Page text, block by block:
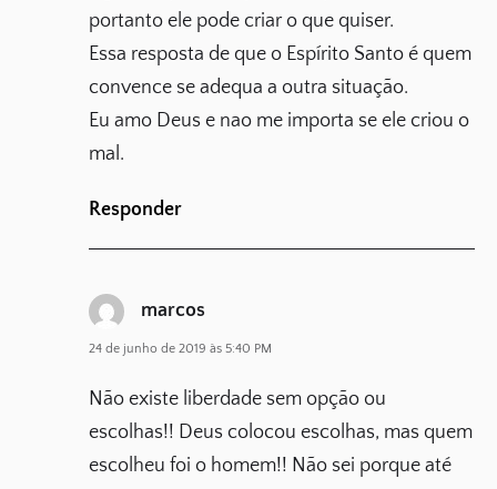
portanto ele pode criar o que quiser.
Essa resposta de que o Espírito Santo é quem
convence se adequa a outra situação.
Eu amo Deus e nao me importa se ele criou o
mal.
Responder
marcos
24 de junho de 2019 às 5:40 PM
Não existe liberdade sem opção ou
escolhas!! Deus colocou escolhas, mas quem
escolheu foi o homem!! Não sei porque até